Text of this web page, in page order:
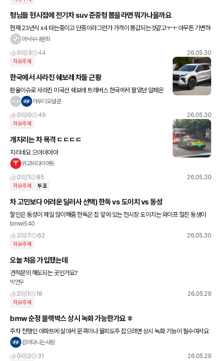
형님들 현시점에 전기차 suv 준중형 뽑을라면 뭐가나을까요
현재 23년식 x4 타는중이고 단종이라그런가 가격이 똥값되는것같고ㅜㅜ 아무튼 기변하
려는데 x3 콧구멍보니 무섭기는하고 gv70전기차도 금방 페리되는것같은데 비교할만한아낙수나문희
0
3 44 26.05.30
자유주제
한국에서 사라진 쉐보레 차들 근황
환율이슈로 사라진 미국산 쉐보레 트레버스 한국에서 팔았던 알페온
후속모델 쉐보레 볼트 옵션으로 슈퍼크루즈 쉐보레 이쿼녹스 이번에아우디오널쿤
0
0 49 26.05.30
자유주제
개지리는 차 목격 ㄷㄷㄷㄷ
지리네요 으아아아아
위고비다이어트
0
1 85 26.05.30
자유주제 투표
차 고민보다 어려운 딜러사 선택) 한독 vs 도이치 vs 동성
할인은 동성이 제일 많이해줌 한독은 집 앞에 있는 전시장 도이치는 와이프 절친 동생이
딜러로 있는데 무조건 한독보다 30만원 더 얹혀준다고 함 (고민인 부분) 1. 동성은 할인이
제일 높지만
bmwi540
2
7 62 26.05.30
자유주제
오늘 처음 가입했는데
견적문의 해도되는 곳인가요?
박연우
2
1 18 26.05.29
자유주제
bmw 순정 블랙박스 상시 녹화 가능한가요 ㅎ
주차 전쟁인 아파트에 살아서 문콕이나 물피도주 잡으려면 상시 녹화 기능이 필수여서요
지금 차는 보조 배터리랑 아이나비 QXD 시공해서 상시로 돌리고 있는데 BMW 순정 블
감리다니는사람
0
2 31 26.05.29